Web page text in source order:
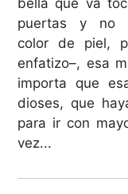
bella que va
puertas y no
color de piel,
enfatizo–, esa
importa que
dioses, que
para ir con
vez...